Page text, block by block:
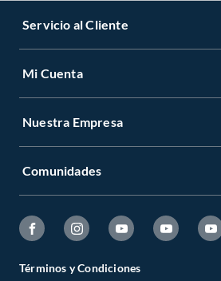
Servicio al Cliente
Mi Cuenta
Nuestra Empresa
Comunidades
Términos y Condiciones